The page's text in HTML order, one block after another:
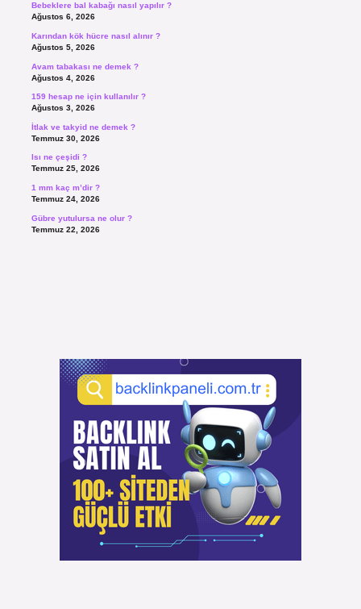
Bebeklere bal kabağı nasıl yapılır ?
Ağustos 6, 2026
Karından kök hücre nasıl alınır ?
Ağustos 5, 2026
Avam tabakası ne demek ?
Ağustos 4, 2026
159 hesap ne için kullanılır ?
Ağustos 3, 2026
İtlak ve takyid ne demek ?
Temmuz 30, 2026
Isı ne çeşidi ?
Temmuz 25, 2026
1 mm kaç m’dir ?
Temmuz 24, 2026
Gübre yutulursa ne olur ?
Temmuz 22, 2026